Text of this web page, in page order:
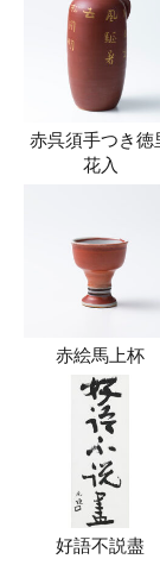
赤呉須手つき徳
花入
赤絵馬上杯
好語不説盡